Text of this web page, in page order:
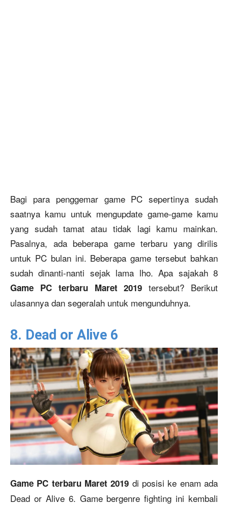
Bagi para penggemar game PC sepertinya sudah
saatnya kamu untuk mengupdate game-game kamu
yang sudah tamat atau tidak lagi kamu mainkan.
Pasalnya, ada beberapa game terbaru yang dirilis
untuk PC bulan ini. Beberapa game tersebut bahkan
sudah dinanti-nanti sejak lama lho. Apa sajakah 8
Game PC terbaru Maret 2019tersebut? Berikut
ulasannya dan segeralah untuk mengunduhnya.
8. Dead or Alive 6
Game PC terbaru Maret 2019 di posisi ke enam ada
Dead or Alive 6. Game bergenre fighting ini kembali